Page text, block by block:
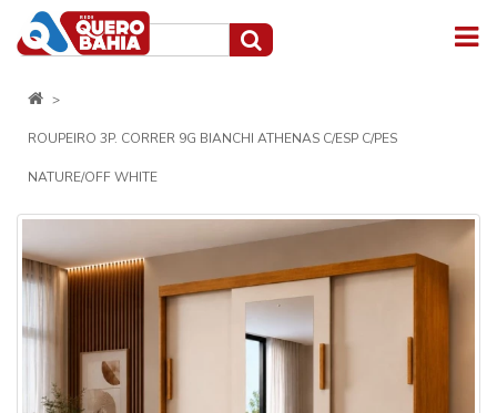
ROUPEIRO 3P. CORRER 9G BIANCHI ATHENAS C/ESP C/PES
NATURE/OFF WHITE